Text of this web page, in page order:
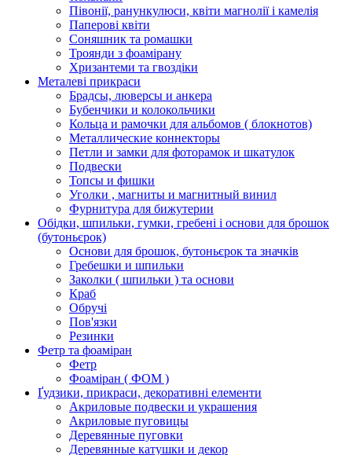
Півонії, ранункулюси, квіти магнолії і камелія
Паперові квіти
Соняшник та ромашки
Троянди з фоамірану
Хризантеми та гвоздіки
Металеві прикраси
Брадсы, люверсы и анкера
Бубенчики и колокольчики
Кольца и рамочки для альбомов ( блокнотов)
Металлические коннекторы
Петли и замки для фоторамок и шкатулок
Подвески
Топсы и фишки
Уголки , магниты и магнитный винил
Фурнитура для бижутерии
Обідки, шпильки, гумки, гребені і основи для брошок
(бутоньєрок)
Основи для брошок, бутоньєрок та значків
Гребешки и шпильки
Заколки ( шпильки ) та основи
Краб
Обручі
Пов'язки
Резинки
Фетр та фоаміран
Фетр
Фоаміран ( ФОМ )
Ґудзики, прикраси, декоративні елементи
Акриловые подвески и украшения
Акриловые пуговицы
Деревянные пуговки
Деревянные катушки и декор